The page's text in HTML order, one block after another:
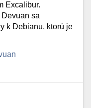
Excalibur.
sa
k Debianu, ktorú je